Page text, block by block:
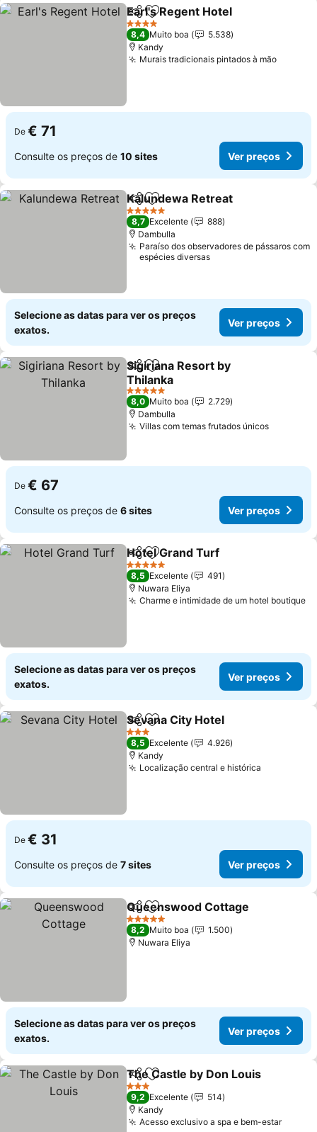
PartilharAdicionar aos favoritos
Earl's Regent Hotel
4 Estrelas
8,4 Muito boa
5.538
Kandy
Murais tradicionais pintados à mãoVer
De € 71
Consulte os preços de 10 sites Ver preços
PartilharAdicionar aos favoritos
Kalundewa Retreat
5 Estrelas
8,7 Excelente
888
Dambulla
Paraíso dos observadores de pássaros com
espécies diversas
Selecione as datas para ver os preços
exatos.
Ver preços
PartilharAdicionar aos favoritos
Sigiriana Resort by
Thilanka
Ver preços
5 Estrelas
8,0 Muito boa
2.729
Dambulla
Villas com temas frutados únicosVer
De € 67
Consulte os preços de 6 sites Ver preços
PartilharAdicionar aos favoritos
Hotel Grand Turf
5 Estrelas
8,5 Excelente
491
Nuwara Eliya
Charme e intimidade de um hotel boutique
Selecione as datas para ver os preços
exatos.
Ver preços
PartilharAdicionar aos favoritos
Sevana City Hotel
3 Estrelas
8,5 Excelente
4.926
Kandy
Localização central e histórica
De € 31
Consulte os preços de 7 sites Ver preços
PartilharAdicionar aos favoritos
Queenswood Cottage
5 Estrelas
8,2 Muito boa
1.500
Nuwara Eliya
Selecione as datas para ver os preços
exatos.
Ver preços
PartilharAdicionar aos favoritos
The Castle by Don Louis
3 Estrelas
9,2 Excelente
514
Kandy
Acesso exclusivo a spa e bem-estarVer